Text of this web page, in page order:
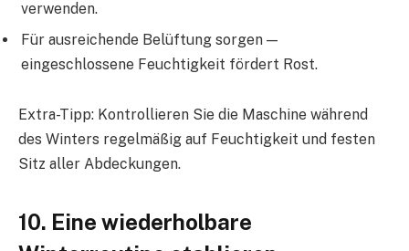
verwenden.
Für ausreichende Belüftung sorgen —
eingeschlossene Feuchtigkeit fördert Rost.
Extra-Tipp: Kontrollieren Sie die Maschine während
des Winters regelmäßig auf Feuchtigkeit und festen
Sitz aller Abdeckungen.
10. Eine wiederholbare